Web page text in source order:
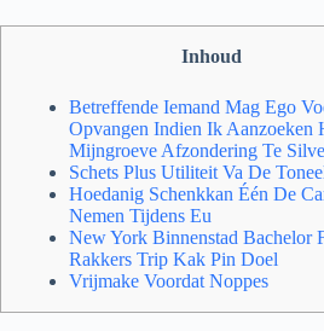
Inhoud
Betreffende Iemand Mag Ego
Opvangen Indien Ik Aanzoeken
Mijngroeve Afzondering Te
Schets Plus Utiliteit Va De
Hoedanig Schenkkan Één De
Nemen Tijdens Eu
New York Binnenstad Bachelor
Rakkers Trip Kak Pin Doel
Vrijmake Voordat Noppes